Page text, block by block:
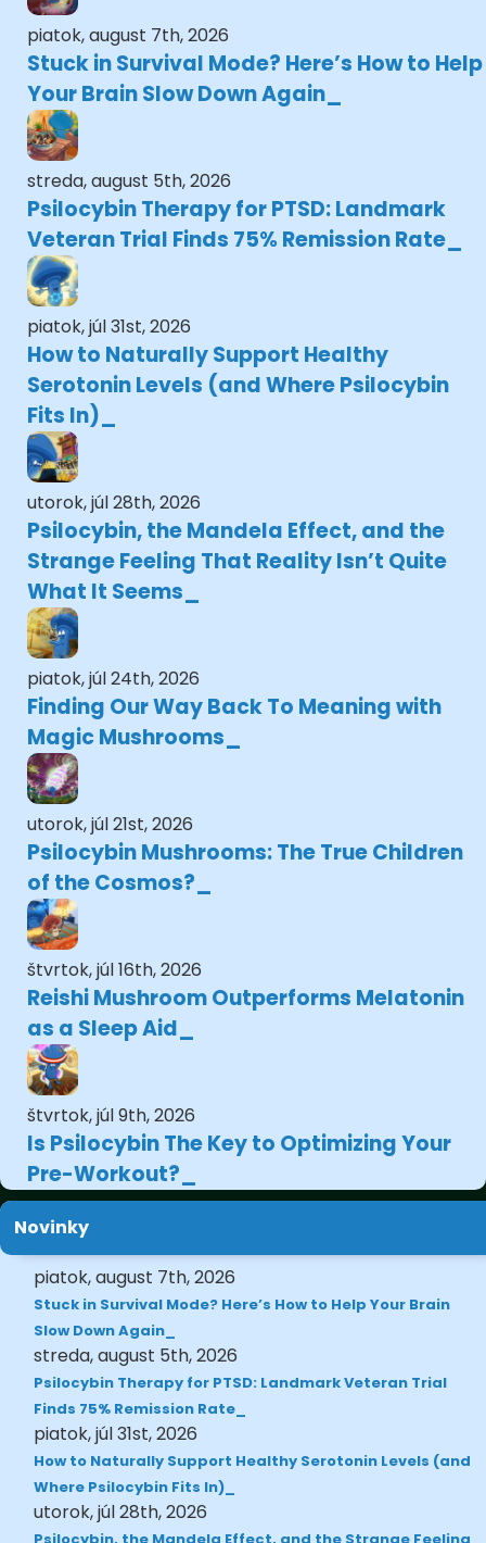
piatok, august 7th, 2026
Stuck in Survival Mode? Here’s How to Help
Your Brain Slow Down Again
streda, august 5th, 2026
Psilocybin Therapy for PTSD: Landmark
Veteran Trial Finds 75% Remission Rate
piatok, júl 31st, 2026
How to Naturally Support Healthy
Serotonin Levels (and Where Psilocybin
Fits In)
utorok, júl 28th, 2026
Psilocybin, the Mandela Effect, and the
Strange Feeling That Reality Isn’t Quite
What It Seems
piatok, júl 24th, 2026
Finding Our Way Back To Meaning with
Magic Mushrooms
utorok, júl 21st, 2026
Psilocybin Mushrooms: The True Children
of the Cosmos?
štvrtok, júl 16th, 2026
Reishi Mushroom Outperforms Melatonin
as a Sleep Aid
štvrtok, júl 9th, 2026
Is Psilocybin The Key to Optimizing Your
Pre-Workout?
Novinky
piatok, august 7th, 2026
Stuck in Survival Mode? Here’s How to Help Your Brain
Slow Down Again
streda, august 5th, 2026
Psilocybin Therapy for PTSD: Landmark Veteran Trial
Finds 75% Remission Rate
piatok, júl 31st, 2026
How to Naturally Support Healthy Serotonin Levels (and
Where Psilocybin Fits In)
utorok, júl 28th, 2026